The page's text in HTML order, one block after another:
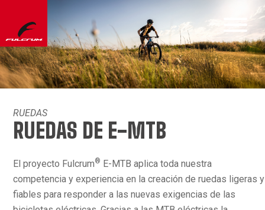
RUEDAS
RUEDAS DE E-MTB
El proyecto Fulcrum® E-MTB aplica toda nuestra
competencia y experiencia en la creación de ruedas ligeras y
fiables para responder a las nuevas exigencias de las